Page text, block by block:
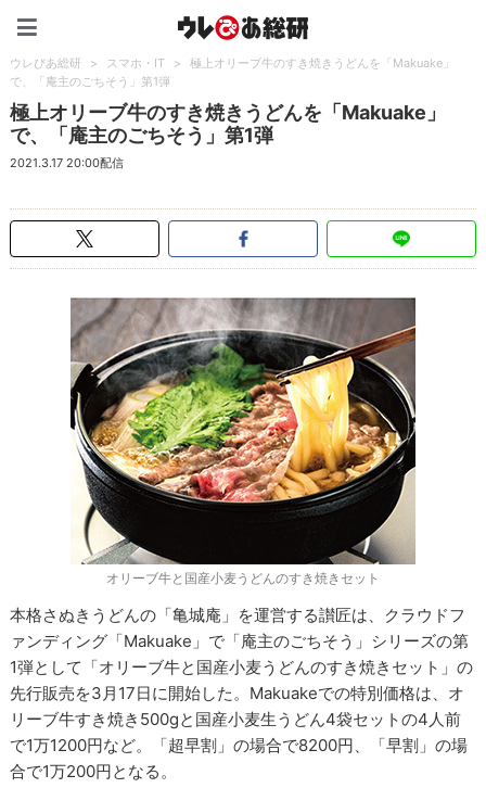
ウレぴあ総研 > スマホ・IT >
極上オリーブ牛のすき焼きうどんを「Makuake」
で、「庵主のごちそう」第1弾
極上オリーブ牛のすき焼きうどんを「Makuake」
で、「庵主のごちそう」第1弾
2021.3.17 20:00配信
オリーブ牛と国産小麦うどんのすき焼きセット
本格さぬきうどんの「亀城庵」を運営する讃匠は、クラウドフ
ァンディング「Makuake」で「庵主のごちそう」シリーズの第
1弾として「オリーブ牛と国産小麦うどんのすき焼きセット」の
先行販売を3月17日に開始した。Makuakeでの特別価格は、オ
リーブ牛すき焼き500gと国産小麦生うどん4袋セットの4人前
で1万1200円など。「超早割」の場合で8200円、「早割」の場
合で1万200円となる。